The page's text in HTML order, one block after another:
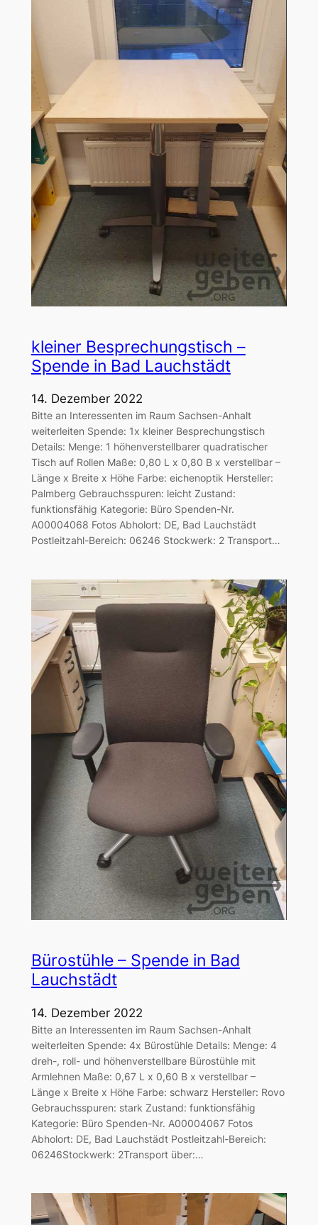
kleiner Besprechungstisch –
Spende in Bad Lauchstädt
14. Dezember 2022
Bitte an Interessenten im Raum Sachsen-Anhalt
weiterleiten Spende: 1x kleiner Besprechungstisch
Details: Menge: 1 höhenverstellbarer quadratischer
Tisch auf Rollen Maße: 0,80 L x 0,80 B x verstellbar –
Länge x Breite x Höhe Farbe: eichenoptik Hersteller:
Palmberg Gebrauchsspuren: leicht Zustand:
funktionsfähig Kategorie: Büro Spenden-Nr.
A00004068 Fotos Abholort: DE, Bad Lauchstädt
Postleitzahl-Bereich: 06246 Stockwerk: 2 Transport…
Bürostühle – Spende in Bad
Lauchstädt
14. Dezember 2022
Bitte an Interessenten im Raum Sachsen-Anhalt
weiterleiten Spende: 4x Bürostühle Details: Menge: 4
dreh-, roll- und höhenverstellbare Bürostühle mit
Armlehnen Maße: 0,67 L x 0,60 B x verstellbar –
Länge x Breite x Höhe Farbe: schwarz Hersteller: Rovo
Gebrauchsspuren: stark Zustand: funktionsfähig
Kategorie: Büro Spenden-Nr. A00004067 Fotos
Abholort: DE, Bad Lauchstädt Postleitzahl-Bereich:
06246Stockwerk: 2Transport über:…